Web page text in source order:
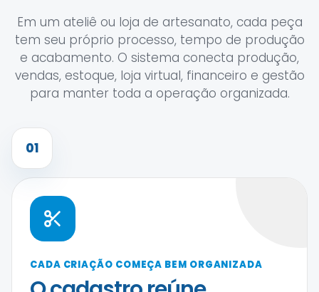
Em um ateliê ou loja de artesanato, cada peça
tem seu próprio processo, tempo de produção
e acabamento. O sistema conecta produção,
vendas, estoque, loja virtual, financeiro e gestão
para manter toda a operação organizada.
01
CADA CRIAÇÃO COMEÇA BEM ORGANIZADA